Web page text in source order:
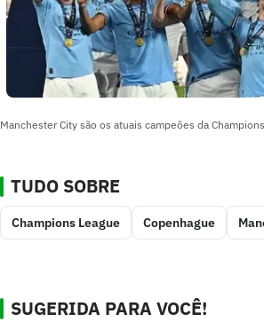
Manchester City são os atuais campeões da
TUDO SOBRE
Champions League Copenhague
SUGERIDA PARA VOCÊ!